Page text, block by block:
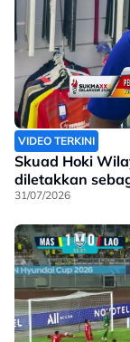
VIDEO TERKINI
Skuad Hoki
diletakkan
31/07/2026